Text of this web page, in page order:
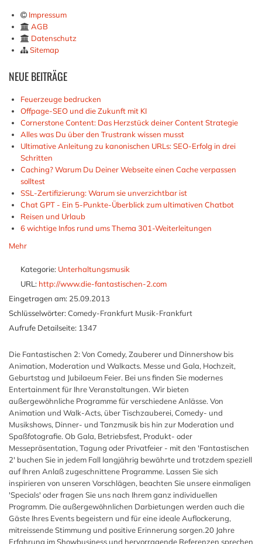
Impressum
AGB
Datenschutz
Sitemap
NEUEBEITRÄGE
Feuerzeuge bedrucken
Offpage-SEO und die Zukunft mit KI
Cornerstone Content: Das Herzstück deiner Content Strategie
Alles was Du über den Trustrank wissen musst
Ultimative Anleitung zu kanonischen URLs: SEO-Erfolg in drei
Schritten
Caching? Warum Du Deiner Webseite einen Cache verpassen
solltest
SSL-Zertifizierung: Warum sie unverzichtbar ist
Chat GPT - Ein 5-Punkte-Überblick zum ultimativen Chatbot
Reisen und Urlaub
6 wichtige Infos rund ums Thema 301-Weiterleitungen
Mehr
Kategorie: Unterhaltungsmusik
URL: http://www.die-fantastischen-2.com
Eingetragen am: 25.09.2013
Schlüsselwörter: Comedy-Frankfurt Musik-Frankfurt
Aufrufe Detailseite: 1347
Die Fantastischen 2: Von Comedy, Zauberer und Dinnershow bis
Animation, Moderation und Walkacts. Messe und Gala, Hochzeit,
Geburtstag und Jubilaeum Feier. Bei uns finden Sie modernes
Entertainment für Ihre Veranstaltungen. Wir bieten
außergewöhnliche Programme für verschiedene Anlässe. Von
Animation und Walk-Acts, über Tischzauberei, Comedy- und
Musikshows, Dinner- und Tanzmusik bis hin zur Moderation und
Spaßfotografie. Ob Gala, Betriebsfest, Produkt- oder
Messepräsentation, Tagung oder Privatfeier - mit den 'Fantastischen
2' buchen Sie in jedem Fall langjährig bewährte und trotzdem speziell
auf Ihren Anlaß zugeschnittene Programme. Lassen Sie sich
inspirieren von unseren Vorschlägen, beachten Sie unsere einmaligen
'Specials' oder fragen Sie uns nach Ihrem ganz individuellen
Programm. Die außergewöhnlichen Darbietungen werden auch die
Gäste Ihres Events begeistern und für eine ideale Auflockerung,
mitreissende Stimmung und positive Erinnerung sorgen.20 Jahre
Erfahrung im Showbusiness und hervorragende Referenzen sprechen